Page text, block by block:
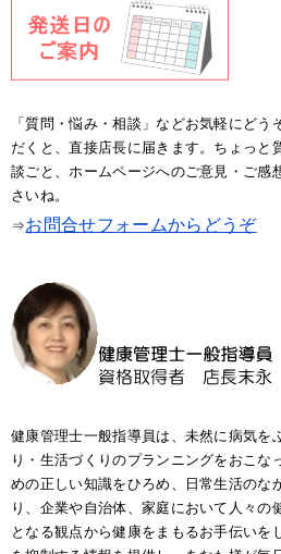
「質問・悩み・相談」などお気軽にど
だくと、直接店長に届きます。ちょっと
談ごと、ホームページへのご意見・ご感
さいね。
⇒お問合せフォームからどうぞ
健康管理士一般指導員は、未然に病気を
り・生活づくりのプランニングをおこな
めの正しい知識をひろめ、日常生活のな
り、企業や自治体、家庭において人々の
となる観点から健康をまもるお手伝いを